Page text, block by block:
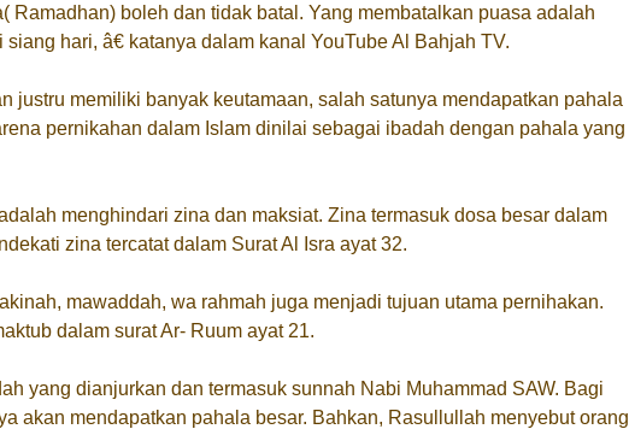
boleh dan tidak batal. Yang membatalkan puasa adalah
hari, â€ katanya dalam kanal YouTube Al Bahjah TV.
justru memiliki banyak keutamaan, salah satunya mendapatkan pahala
pernikahan dalam Islam dinilai sebagai ibadah dengan pahala yang
menghindari zina dan maksiat. Zina termasuk dosa besar dalam
zina tercatat dalam Surat Al Isra ayat 32.
mawaddah, wa rahmah juga menjadi tujuan utama pernihakan.
dalam surat Ar- Ruum ayat 21.
yang dianjurkan dan termasuk sunnah Nabi Muhammad SAW. Bagi
akan mendapatkan pahala besar. Bahkan, Rasullullah menyebut orang